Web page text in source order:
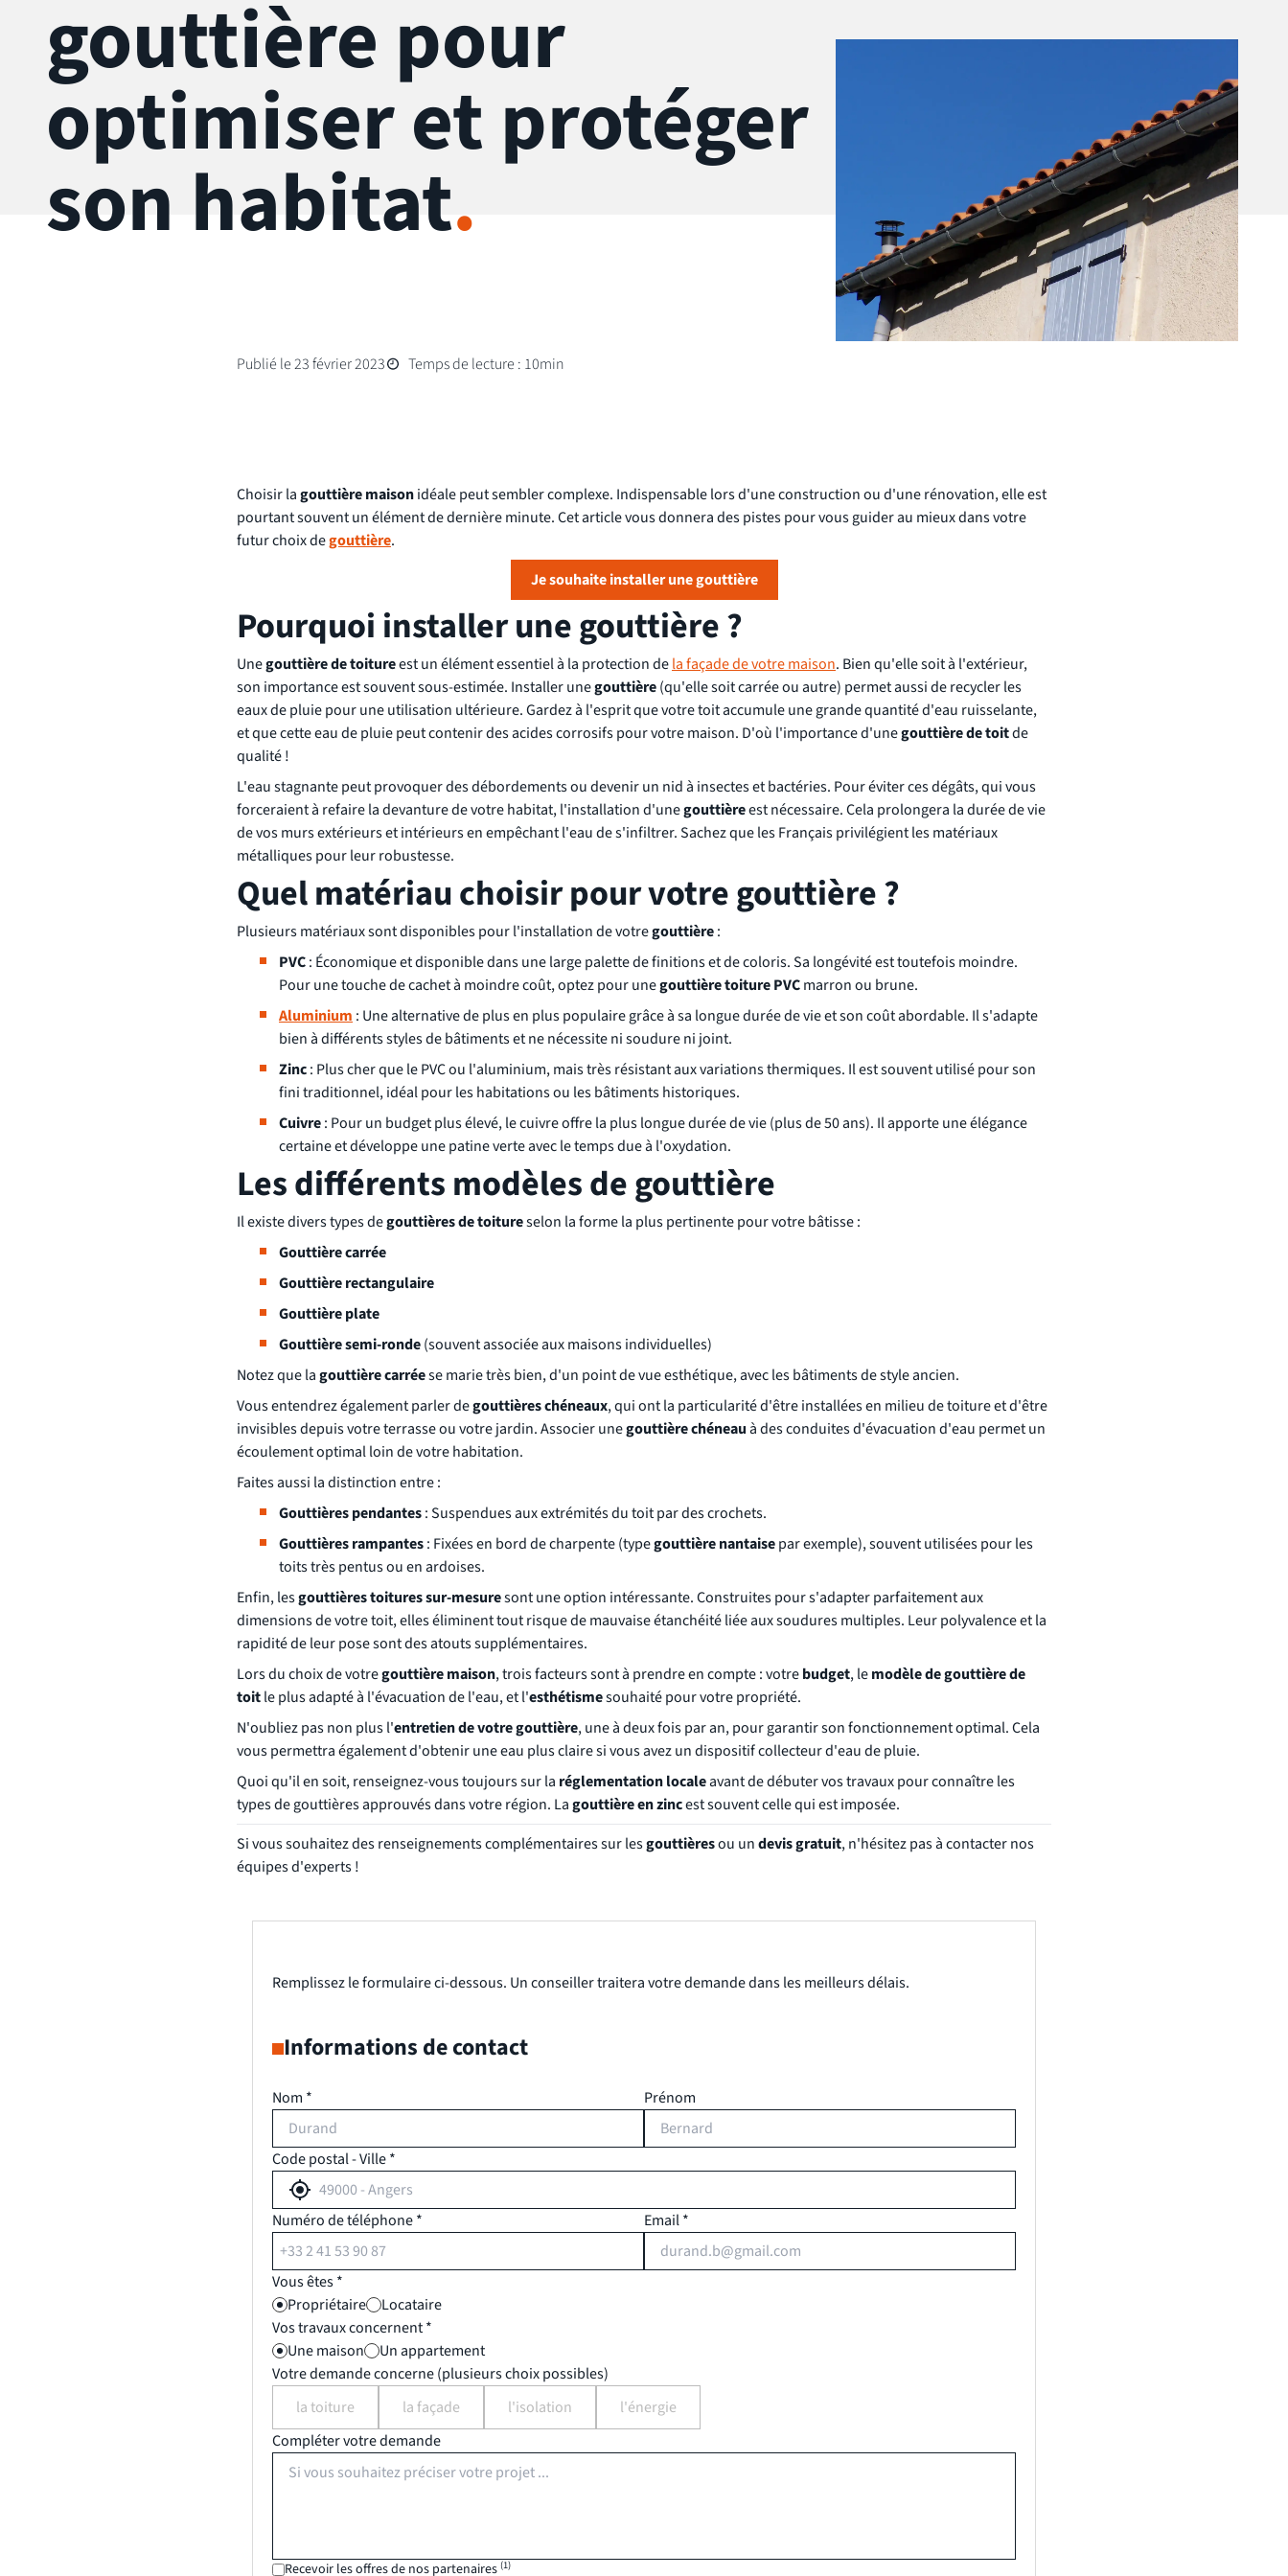
gouttière pour
optimiser et protéger
son habitat.
Publié le 23 février 2023 Temps de lecture : 10min
Choisir lagouttière maisonidéale peut sembler complexe. Indispensable lors d'une construction ou d'une rénovation, elle est
pourtant souvent un élément de dernière minute. Cet article vous donnera des pistes pour vous guider au mieux dans votre
futur choix degouttière.
Je souhaite installer une gouttière
Pourquoi installer une gouttière ?
Unegouttière de toitureest un élément essentiel à la protection dela façade de votre maison. Bien qu'elle soit à l'extérieur,
son importance est souvent sous-estimée. Installer unegouttière(qu'elle soit carrée ou autre) permet aussi de recycler les
eaux de pluie pour une utilisation ultérieure. Gardez à l'esprit que votre toit accumule une grande quantité d'eau ruisselante,
et que cette eau de pluie peut contenir des acides corrosifs pour votre maison. D'où l'importance d'unegouttière de toitde
qualité !
L'eau stagnante peut provoquer des débordements ou devenir un nid à insectes et bactéries. Pour éviter ces dégâts, qui vous
forceraient à refaire la devanture de votre habitat, l'installation d'unegouttièreest nécessaire. Cela prolongera la durée de vie
de vos murs extérieurs et intérieurs en empêchant l'eau de s'infiltrer. Sachez que les Français privilégient les matériaux
métalliques pour leur robustesse.
Quel matériau choisir pour votre gouttière ?
Plusieurs matériaux sont disponibles pour l'installation de votregouttière:
PVC: Économique et disponible dans une large palette de finitions et de coloris. Sa longévité est toutefois moindre.
Pour une touche de cachet à moindre coût, optez pour unegouttière toiture PVCmarron ou brune.
Aluminium : Une alternative de plus en plus populaire grâce à sa longue durée de vie et son coût abordable. Il s'adapte
bien à différents styles de bâtiments et ne nécessite ni soudure ni joint.
Zinc: Plus cher que le PVC ou l'aluminium, mais très résistant aux variations thermiques. Il est souvent utilisé pour son
fini traditionnel, idéal pour les habitations ou les bâtiments historiques.
Cuivre: Pour un budget plus élevé, le cuivre offre la plus longue durée de vie (plus de 50 ans). Il apporte une élégance
certaine et développe une patine verte avec le temps due à l'oxydation.
Les différents modèles de gouttière
Il existe divers types degouttières de toitureselon la forme la plus pertinente pour votre bâtisse :
Gouttière carrée
Gouttière rectangulaire
Gouttière plate
Gouttière semi-ronde(souvent associée aux maisons individuelles)
Notez que lagouttière carréese marie très bien, d'un point de vue esthétique, avec les bâtiments de style ancien.
Vous entendrez également parler degouttières chéneaux, qui ont la particularité d'être installées en milieu de toiture et d'être
invisibles depuis votre terrasse ou votre jardin. Associer unegouttière chéneau à des conduites d'évacuation d'eau permet un
écoulement optimal loin de votre habitation.
Faites aussi la distinction entre :
Gouttières pendantes: Suspendues aux extrémités du toit par des crochets.
Gouttières rampantes: Fixées en bord de charpente (typegouttière nantaisepar exemple), souvent utilisées pour les
toits très pentus ou en ardoises.
Enfin, lesgouttières toitures sur-mesuresont une option intéressante. Construites pour s'adapter parfaitement aux
dimensions de votre toit, elles éliminent tout risque de mauvaise étanchéité liée aux soudures multiples. Leur polyvalence et la
rapidité de leur pose sont des atouts supplémentaires.
Lors du choix de votregouttière maison, trois facteurs sont à prendre en compte : votrebudget, lemodèle de gouttière de
toitle plus adapté à l'évacuation de l'eau, et l'esthétismesouhaité pour votre propriété.
N'oubliez pas non plus l'entretien de votre gouttière, une à deux fois par an, pour garantir son fonctionnement optimal. Cela
vous permettra également d'obtenir une eau plus claire si vous avez un dispositif collecteur d'eau de pluie.
Quoi qu'il en soit, renseignez-vous toujours sur la réglementation localeavant de débuter vos travaux pour connaître les
types de gouttières approuvés dans votre région. Lagouttière en zincest souvent celle qui est imposée.
Si vous souhaitez des renseignements complémentaires sur lesgouttièresou undevis gratuit, n'hésitez pas à contacter nos
équipes d'experts !
Remplissez le formulaire ci-dessous. Un conseiller traitera votre demande dans les meilleurs délais.
Informations de contact
Nom * Prénom
Code postal - Ville *
Numéro de téléphone * Email *
Vous êtes *
Propriétaire
Locataire
Vos travaux concernent *
Une maison
Un appartement
Votre demande concerne (plusieurs choix possibles)
la toiture
la façade l'isolation
l'énergie
Compléter votre demande
Recevoir les offres de nos partenaires (1)